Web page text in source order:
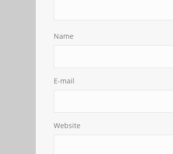
Name
E-mail
Website